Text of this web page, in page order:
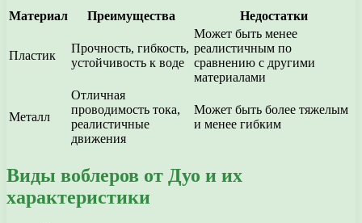
Материал Преимущества Недостатки
Пластик
Прочность, гибкость,
устойчивость к воде
Может быть менее
реалистичным по
сравнению с другими
материалами
Металл
Отличная
проводимость тока,
реалистичные
движения
Может быть более тяжелым
и менее гибким
Виды воблеров от Дуо и их
характеристики